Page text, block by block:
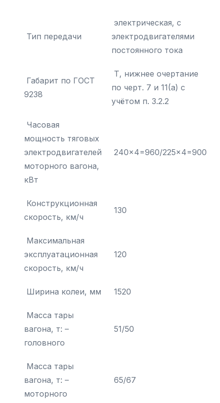
Тип передачи
электрическая, с
электродвигателями
постоянного тока
Габарит по ГОСТ
9238
Т, нижнее очертание
по черт. 7 и 11(а) с
учётом п. 3.2.2
Часовая
мощность тяговых
электродвигателей
моторного вагона,
кВт
240×4=960/225×4=900
Конструкционная
скорость, км/ч
130
Максимальная
эксплуатационная
скорость, км/ч
120
Ширина колеи, мм 1520
Масса тары
вагона, т: –
головного
51/50
Масса тары
вагона, т: –
моторного
65/67